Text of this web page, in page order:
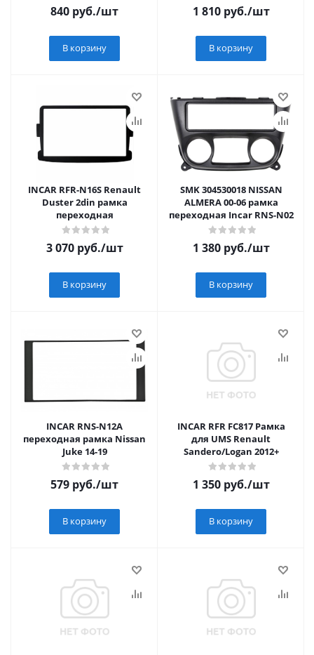
840 руб./шт
В корзину
1 810руб./шт
В корзину
INCAR RFR-N16S Renault
Duster 2din рамка
переходная
3 070руб./шт
В корзину
SMK 304530018 NISSAN
ALMERA 00-06 рамка
переходная Incar RNS-N02
1 380руб./шт
В корзину
INCAR RNS-N12A
переходная рамка Nissan
Juke 14-19
579 руб./шт
В корзину
INCAR RFR FC817 Рамка
для UMS Renault
Sandero/Logan 2012+
1 350руб./шт
В корзину